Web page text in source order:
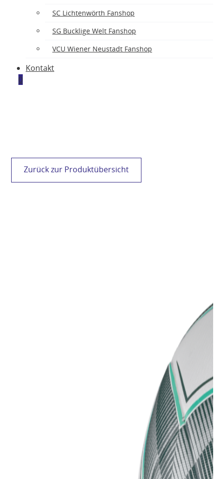
SC Lichtenwörth Fanshop
SG Bucklige Welt Fanshop
VCU Wiener Neustadt Fanshop
Kontakt
0
Zurück zur Produktübersicht